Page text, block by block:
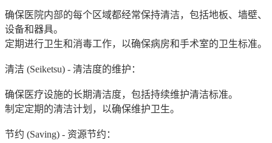
确保医院内部的每个区域都经常保持清洁，包括地板、墙壁、
设备和器具。
定期进行卫生和消毒工作，以确保病房和手术室的卫生标准。
清洁 (Seiketsu) - 清洁度的维护：
确保医疗设施的长期清洁度，包括持续维护清洁标准。
制定定期的清洁计划，以确保维护卫生。
节约 (Saving) - 资源节约：